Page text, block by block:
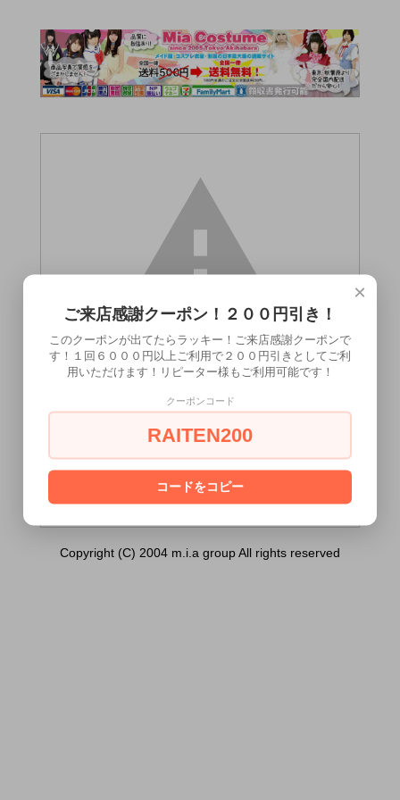
(小)桃）は18歳未満の方には販売できませ
[ はい ] [ いいえ ]
Copyright (C) 2004 m.i.a group All rights reserved
×
ご来店感謝クーポン！２００円引き！
このクーポンが出てたらラッキー！ご来店感謝クーポンで
す！１回６０００円以上ご利用で２００円引きとしてご利
用いただけます！リピーター様もご利用可能です！
クーポンコード
RAITEN200
コードをコピー